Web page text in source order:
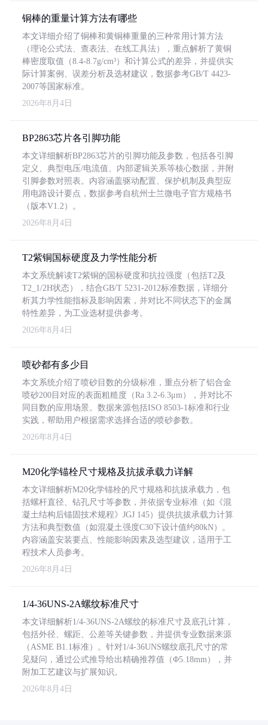
铜棒的重量计算方法有哪些
本文详细介绍了铜棒和黄铜棒重量的三种常用计算方法
（理论公式法、查表法、在线工具法），重点解析了黄铜
棒密度取值（8.4-8.7g/cm³）和计算公式的差异，并提供实
际计算案例、误差分析及选材建议，数据参考GB/T 4423-
2007等国家标准。
2026年8月4日
BP2863芯片各引脚功能
本文详细解析BP2863芯片的引脚功能及参数，包括各引脚
定义、典型电压/电流值、内部逻辑关系等核心数据，并附
引脚参数对照表。内容涵盖驱动配置、保护机制及典型应
用电路设计要点，数据参考自杭州士兰微电子官方规格书
（版本V1.2）。
2026年8月4日
T2紫铜国标硬度及力学性能分析
本文系统解读T2紫铜的国标硬度和抗拉强度（包括T2及
T2_1/2H状态），结合GB/T 5231-2012标准数据，详细分
析其力学性能指标及影响因素，并对比不同状态下的金属
特性差异，为工业选材提供参考。
2026年8月4日
喷砂都有多少目
本文系统介绍了喷砂目数的分级标准，重点分析了铝合金
喷砂200目对应的表面粗糙度（Ra 3.2-6.3μm），并对比不
同目数的应用场景。数据来源包括ISO 8503-1标准和行业
实践，帮助用户根据需求选择合适的喷砂参数。
2026年8月4日
M20化学锚栓尺寸规格及抗拔承载力详解
本文详细解析M20化学锚栓的尺寸规格和抗拔承载力，包
括螺杆直径、钻孔尺寸等参数，并依据专业标准（如《混
凝土结构后锚固技术规程》JGJ 145）提供抗拔承载力计算
方法和典型数值（如混凝土强度C30下设计值约80kN）。
内容涵盖安装要点、性能影响因素及选型建议，适用于工
程技术人员参考。
2026年8月4日
1/4-36UNS-2A螺纹标准尺寸
本文详细解析1/4-36UNS-2A螺纹的标准尺寸及底孔计算，
包括外径、螺距、公差等关键参数，并提供专业数据来源
（ASME B1.1标准）。针对1/4-36UNS螺纹底孔尺寸的常
见疑问，通过公式推导给出精确推荐值（Φ5.18mm），并
附加工艺建议与扩展知识。
2026年8月4日